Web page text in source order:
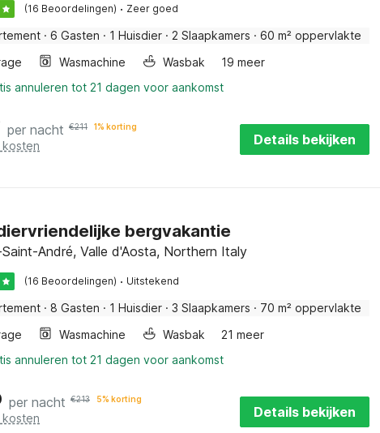
(16 Beoordelingen) · Zeer goed
· 6 Gasten · 1 Huisdier · 2 Slaapkamers · 60 m² oppervlakte
Wasmachine Wasbak
19 meer
annuleren tot 21 dagen voor aankomst
per nacht €211 1% korting
Details bekijken
bergvakantie
André, Valle d'Aosta, Northern Italy
(16 Beoordelingen) · Uitstekend
· 8 Gasten · 1 Huisdier · 3 Slaapkamers · 70 m² oppervlakte
Wasmachine Wasbak
21 meer
annuleren tot 21 dagen voor aankomst
per nacht €213 5% korting
Details bekijken